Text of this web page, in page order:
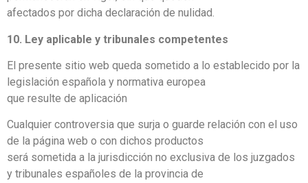
afectados por dicha declaración de nulidad.
10. Ley aplicable y tribunales competentes
El presente sitio web queda sometido a lo establecido por la
legislación española y normativa europea
que resulte de aplicación
Cualquier controversia que surja o guarde relación con el uso
de la página web o con dichos productos
será sometida a la jurisdicción no exclusiva de los juzgados
y tribunales españoles de la provincia de